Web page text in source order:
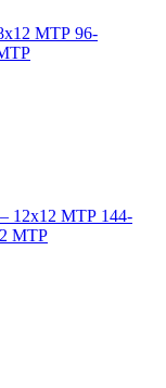
96-
144-
MTP